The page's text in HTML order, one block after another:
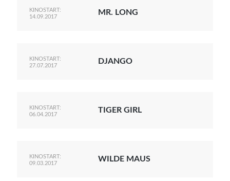
KINOSTART:
14.09.2017
MR. LONG
KINOSTART:
27.07.2017
DJANGO
KINOSTART:
06.04.2017
TIGER GIRL
KINOSTART:
09.03.2017
WILDE MAUS